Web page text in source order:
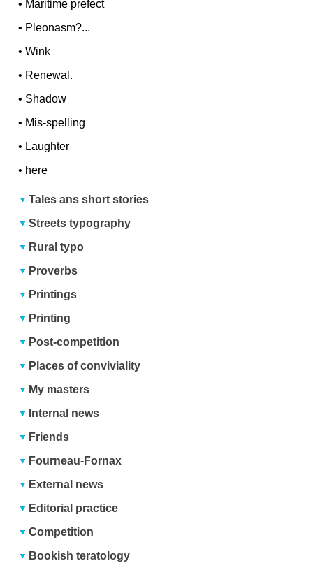
• Maritime prefect
• Pleonasm?...
•Wink
• Renewal.
• Shadow
• Mis-spelling
• Laughter
• here
Tales ans short stories
Streets typography
Rural typo
Proverbs
Printings
Printing
Post-competition
Places of conviviality
My masters
Internal news
Friends
Fourneau-Fornax
External news
Editorial practice
Competition
Bookish teratology